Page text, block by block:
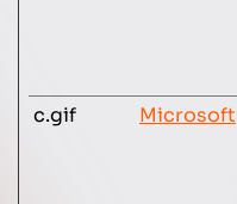
c.gif Microsoft